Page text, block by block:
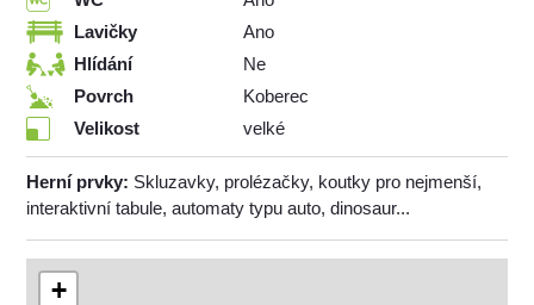
Lavičky
Ano
Hlídání
Ne
Povrch
Koberec
Velikost
velké
Herní prvky: Skluzavky, prolézačky, koutky pro nejmenší,
interaktivní tabule, automaty typu auto, dinosaur...
+